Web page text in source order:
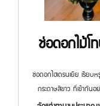
ช่อดอกไม้โ
ช่อดอกไฮเดรนเยีย เรีย
กระดาษสีขาว ที่เข้ากันอ